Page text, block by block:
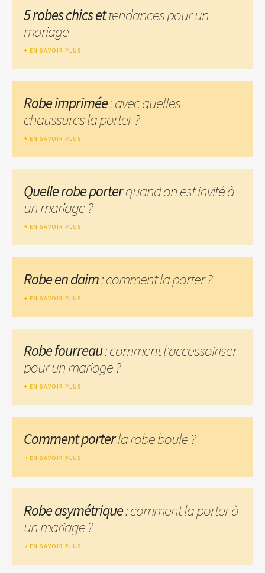
5 robes chics ettendances pour un
mariage
EN SAVOIR PLUS
Robe imprimée: avec quelles
chaussures la porter ?
EN SAVOIR PLUS
Quelle robe porterquand on est invité à
un mariage ?
EN SAVOIR PLUS
Robe en daim: comment la porter ?
EN SAVOIR PLUS
Robe fourreau: comment l'accessoiriser
pour un mariage ?
EN SAVOIR PLUS
Comment porterla robe boule ?
EN SAVOIR PLUS
Robe asymétrique: comment la porter à
un mariage ?
EN SAVOIR PLUS